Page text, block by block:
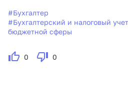
#Бухгалтер
#Бухгалтерский и налоговый
бюджетной сферы
0 0